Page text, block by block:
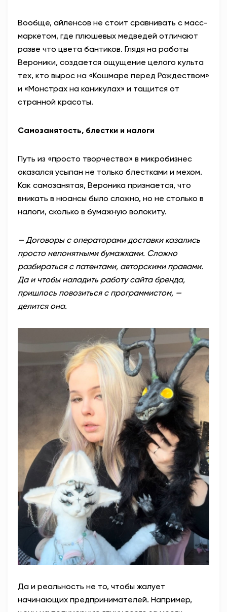
Вообще, айленсов не стоит сравнивать с масс-
маркетом, где плюшевых медведей отличают
разве что цвета бантиков. Глядя на работы
Вероники, создается ощущение целого культа
тех, кто вырос на «Кошмаре перед Рождеством»
и «Монстрах на каникулах» и тащится от
странной красоты.
Самозанятость, блестки и налоги
Путь из «просто творчества» в микробизнес
оказался усыпан не только блестками и мехом.
Как самозанятая, Вероника признается, что
вникать в нюансы было сложно, но не столько в
налоги, сколько в бумажную волокиту.
— Договоры с операторами доставки казались
просто непонятными бумажками. Сложно
разбираться с патентами, авторскими правами.
Да и чтобы наладить работу сайта бренда,
пришлось повозиться с программистом, —
делится она.
Да и реальность не то, чтобы жалует
начинающих предпринимателей. Например,